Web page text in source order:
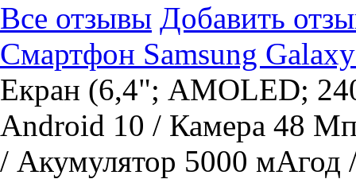
Все отзывы Добавить
Смартфон Samsung
Екран (6,4"; AMOLED;
Android 10 / Камера 48
/ Акумулятор 5000